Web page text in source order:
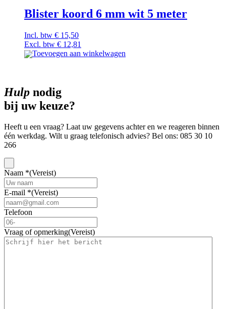
Blister koord 6 mm wit 5 meter
Incl. btw € 15,50
Excl. btw € 12,81
Toevoegen aan winkelwagen
Hulp nodig
bij uw keuze?
Heeft u een vraag? Laat uw gegevens achter en we reageren binnen
één werkdag. Wilt u graag telefonisch advies? Bel ons: 085 30 10
266
Naam *(Vereist)
E-mail *(Vereist)
Telefoon
Vraag of opmerking(Vereist)